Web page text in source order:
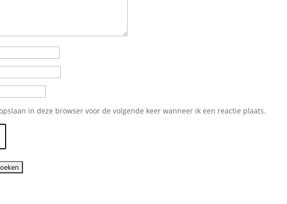
in deze browser voor de volgende keer wanneer ik een reactie plaats.